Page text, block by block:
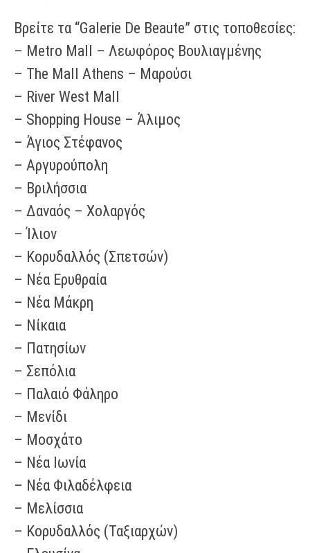
Βρείτε τα “Galerie De Beaute” στις τοποθεσίες:
– Metro Mall – Λεωφόρος Βουλιαγμένης
– The Mall Athens – Μαρούσι
– River West Mall
– Shopping House – Άλιμος
– Άγιος Στέφανος
– Αργυρούπολη
– Βριλήσσια
– Δαναός – Χολαργός
– Ίλιον
– Κορυδαλλός (Σπετσών)
– Νέα Ερυθραία
– Νέα Μάκρη
– Νίκαια
– Πατησίων
– Σεπόλια
– Παλαιό Φάληρο
– Μενίδι
– Μοσχάτο
– Νέα Ιωνία
– Νέα Φιλαδέλφεια
– Μελίσσια
– Κορυδαλλός (Ταξιαρχών)